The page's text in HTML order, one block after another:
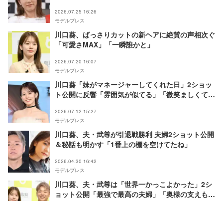
2026.07.25 16:26
モデルプレス
川口葵、ばっさりカットの新ヘアに絶賛の声相次ぐ
「可愛さMAX」「一瞬誰かと」
2026.07.20 16:07
モデルプレス
川口葵「妹がマネージャーしてくれた日」2ショッ
ト公開に反響「雰囲気が似てる」「微笑ましくてほ
2026.07.12 15:27
モデルプレス
川口葵、夫・武尊が引退戦勝利 夫婦2ショット公開
＆秘話も明かす「1番上の棚を空けてたね」
2026.04.30 16:42
モデルプレス
川口葵、夫・武尊は「世界一かっこよかった」2シ
ョット公開「最強で最高の夫婦」「奥様の支えも素